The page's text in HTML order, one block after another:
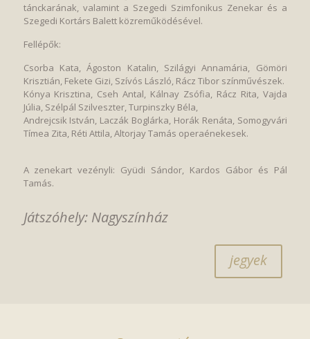
tánckarának, valamint a Szegedi Szimfonikus Zenekar és a
Szegedi Kortárs Balett közreműködésével.
Fellépők:
Csorba Kata, Ágoston Katalin, Szilágyi Annamária, Gömöri
Krisztián, Fekete Gizi, Szívós László, Rácz Tibor színművészek.
Kónya Krisztina, Cseh Antal, Kálnay Zsófia, Rácz Rita, Vajda
Júlia, Szélpál Szilveszter, Turpinszky Béla,
Andrejcsik István, Laczák Boglárka, Horák Renáta, Somogyvári
Tímea Zita, Réti Attila, Altorjay Tamás operaénekesek.
A zenekart vezényli: Gyüdi Sándor, Kardos Gábor és Pál
Tamás.
Játszóhely: Nagyszínház
jegyek